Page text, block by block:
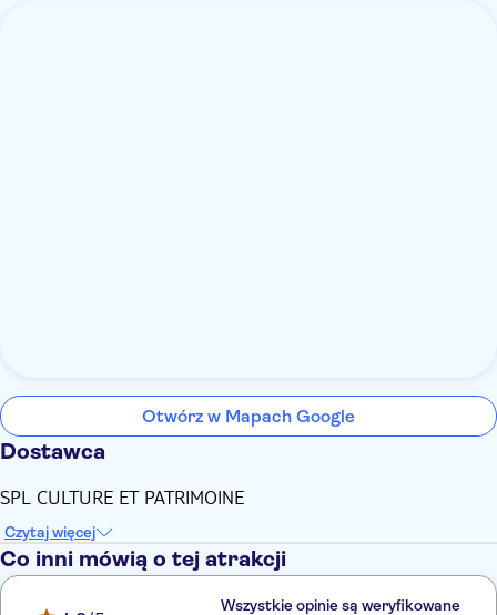
Otwórz w Mapach Google
Dostawca
SPL CULTURE ET PATRIMOINE
Czytaj więcej
Co inni mówią o tej atrakcji
Wszystkie opinie są weryfikowane